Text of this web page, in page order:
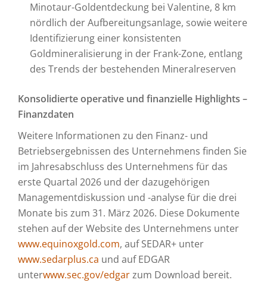
Minotaur-Goldentdeckung bei Valentine, 8 km
nördlich der Aufbereitungsanlage, sowie weitere
Identifizierung einer konsistenten
Goldmineralisierung in der Frank-Zone, entlang
des Trends der bestehenden Mineralreserven
Konsolidierte operative und finanzielle Highlights –
Finanzdaten
Weitere Informationen zu den Finanz- und
Betriebsergebnissen des Unternehmens finden Sie
im Jahresabschluss des Unternehmens für das
erste Quartal 2026 und der dazugehörigen
Managementdiskussion und -analyse für die drei
Monate bis zum 31. März 2026. Diese Dokumente
stehen auf der Website des Unternehmens unter
www.equinoxgold.com, auf SEDAR+ unter
www.sedarplus.ca und auf EDGAR
unterwww.sec.gov/edgarzum Download bereit.